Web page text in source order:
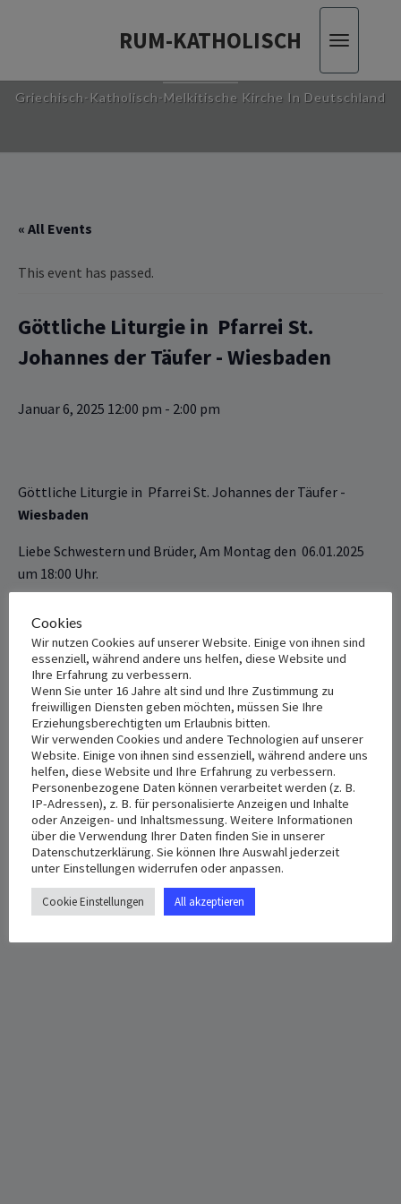
RUM-KATHOLISCH
Toggle
RUM-KATHOLISCH
Griechisch-Katholisch-Melkitische Kirche In Deutschland
« All Events
This event has passed.
Göttliche Liturgie ‎in‏ ‏ Pfarrei St.
Johannes der Täufer -‏ Wiesbaden
Januar 6, 2025 12:00 pm - 2:00 pm
Wiesbaden
um 18:00 Uhr.
Wiesbaden
+ Add to Google Calendar
DETAILS
Date:
Januar 6, 2025
Time:
12:00 pm - 2:00 pm
VENUE
St. Elisabeth
Zietenring 18, 65195
Wiesbaden
Wiesbaden,65195
Cookies
Wir nutzen Cookies auf unserer Website. Einige von ihnen sind
essenziell, während andere uns helfen, diese Website und
Ihre Erfahrung zu verbessern.
Wenn Sie unter 16 Jahre alt sind und Ihre Zustimmung zu
freiwilligen Diensten geben möchten, müssen Sie Ihre
Erziehungsberechtigten um Erlaubnis bitten.
Wir verwenden Cookies und andere Technologien auf unserer
Website. Einige von ihnen sind essenziell, während andere uns
helfen, diese Website und Ihre Erfahrung zu verbessern.
Personenbezogene Daten können verarbeitet werden (z. B.
IP-Adressen), z. B. für personalisierte Anzeigen und Inhalte
oder Anzeigen- und Inhaltsmessung. Weitere Informationen
über die Verwendung Ihrer Daten finden Sie in unserer
Datenschutzerklärung. Sie können Ihre Auswahl jederzeit
unter Einstellungen widerrufen oder anpassen.
Cookie Einstellungen All akzeptieren